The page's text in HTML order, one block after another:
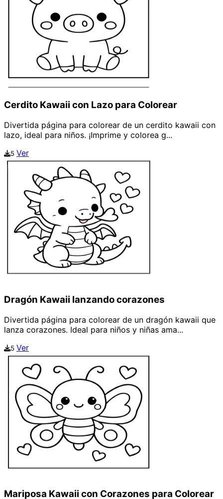
Cerdito Kawaii con Lazo para Colorear
Divertida página para colorear de un cerdito kawaii con
lazo, ideal para niños. ¡Imprime y colorea g...
5 Ver
Dragón Kawaii lanzando corazones
Divertida página para colorear de un dragón kawaii que
lanza corazones. Ideal para niños y niñas ama...
5 Ver
Mariposa Kawaii con Corazones para Colorear